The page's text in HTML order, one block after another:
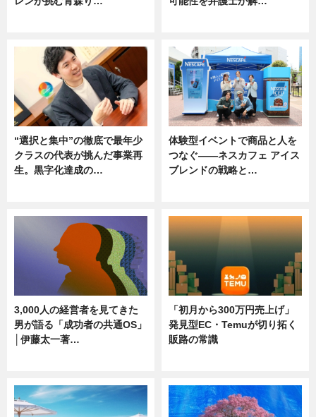
“選択と集中”の徹底で最年少
クラスの代表が挑んだ事業再
生。黒字化達成の…
体験型イベントで商品と人を
つなぐ――ネスカフェ アイス
ブレンドの戦略と…
3,000人の経営者を見てきた
男が語る「成功者の共通OS」
│伊藤太一著…
「初月から300万円売上げ」
発見型EC・Temuが切り拓く
販路の常識